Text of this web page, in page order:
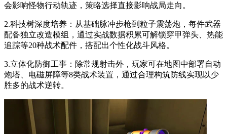
会影响怪物行动轨迹，策略选择直接影响战局走向。
2.科技树深度培养：从基础脉冲步枪到粒子震荡炮，每件武器
配备独立改造模组，通过实战数据积累可解锁穿甲弹头、热能
追踪等20种战术配件，搭配出个性化战斗风格。
3.立体化防御工事：除常规射击外，玩家可在地图中部署自动
炮塔、电磁屏障等8类战术装置，通过合理构筑防线实现以少
胜多的战术逆转。